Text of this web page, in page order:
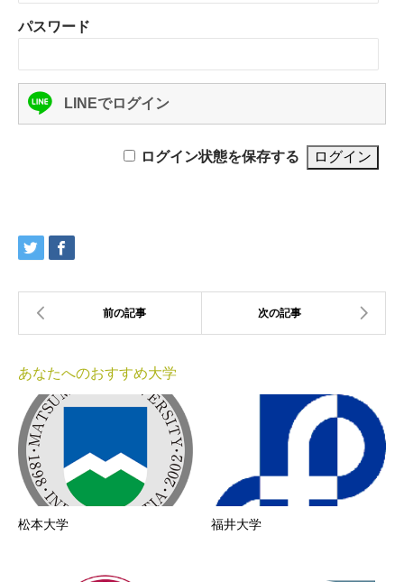
パスワード
LINEでログイン
ログイン状態を保存する
あなたへのおすすめ大学
松本大学 福井大学